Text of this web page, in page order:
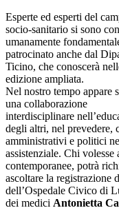
Esperte ed esperti del
socio-sanitario si sono
umanamente
patrocinato anche dal
Ticino, che conoscerà
edizione ampliata.
Nel nostro tempo appare
una collaborazione
interdisciplinare
degli altri, nel prevedere,
amministrativi e politici
assistenziale. Chi
contemporanee, potrà
ascoltare la registrazione
dell’Ospedale Civico di
dei medici Antonietta